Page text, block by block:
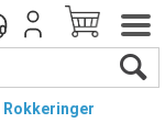
Rokkeringer